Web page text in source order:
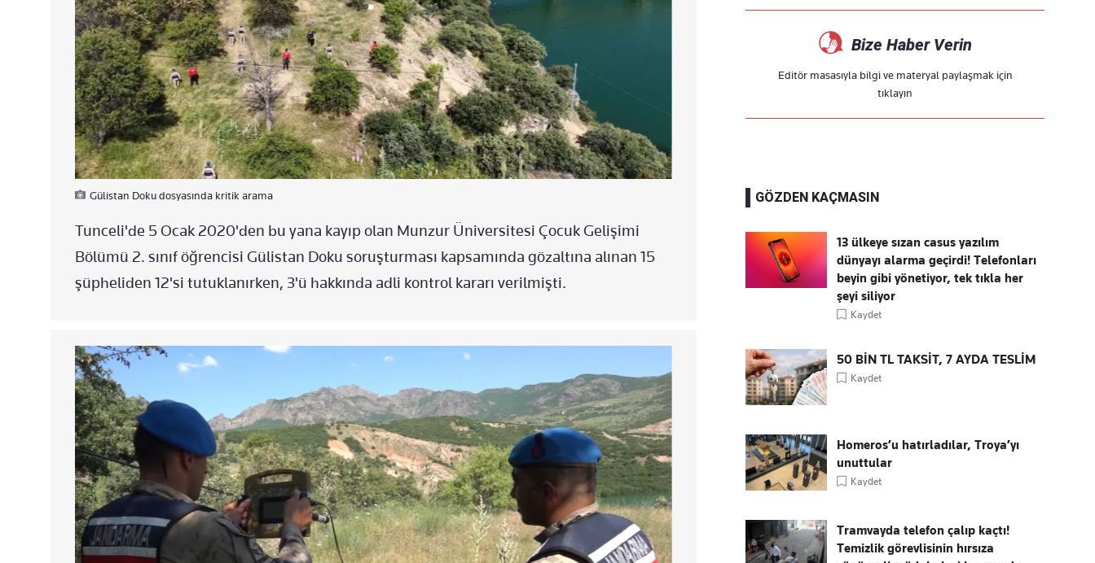
Gülistan Doku dosyasında kritik arama
Tunceli'de 5 Ocak 2020'den bu yana kayıp olan Munzur Üniversitesi Çocuk Gelişimi
Bölümü 2. sınıf öğrencisi Gülistan Doku soruşturması kapsamında gözaltına alınan 15
şüpheliden 12'si tutuklanırken, 3'ü hakkında adli kontrol kararı verilmişti.
Bize Haber Verin
Editör masasıyla bilgi ve materyal paylaşmak için
tıklayın
GÖZDEN KAÇMASIN
13 ülkeye sızan casus yazılım
dünyayı alarma geçirdi! Telefonları
beyin gibi yönetiyor, tek tıkla her
şeyi siliyor
Kaydet
50 BİN TL TAKSİT, 7 AYDA TESLİM
Kaydet
Homeros’u hatırladılar, Troya’yı
unuttular
Kaydet
Tramvayda telefon çalıp kaçtı!
Temizlik görevlisinin hırsıza